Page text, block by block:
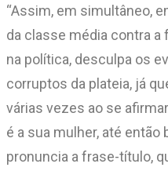
“Assim, em simultâneo,
da classe média contra a
na política, desculpa os
corruptos da plateia, já
várias vezes ao se
é a sua mulher, até então
pronuncia a frase-título,